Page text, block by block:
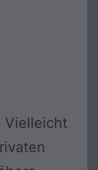
Vielleicht